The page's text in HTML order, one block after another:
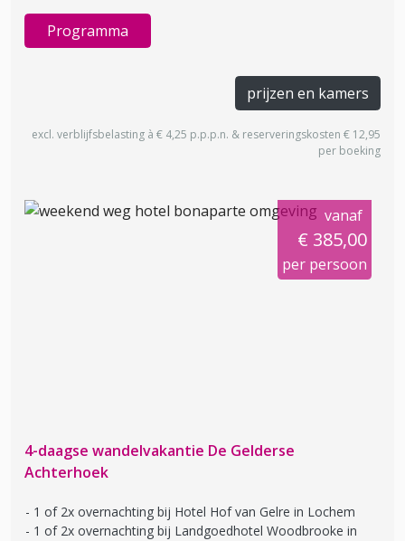
Programma
prijzen en kamers
excl. verblijfsbelasting à € 4,25 p.p.p.n. & reserveringskosten € 12,95
per boeking
vanaf
€ 385,00
per persoon
4-daagse wandelvakantie De Gelderse
Achterhoek
1 of 2x overnachting bij Hotel Hof van Gelre in Lochem
1 of 2x overnachting bij Landgoedhotel Woodbrooke in